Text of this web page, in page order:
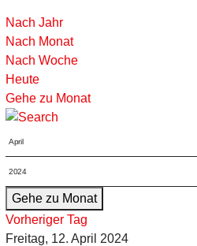
Nach Jahr
Nach Monat
Nach Woche
Heute
Gehe zu Monat
Gehe zu Monat
Vorheriger Tag
Freitag, 12. April 2024